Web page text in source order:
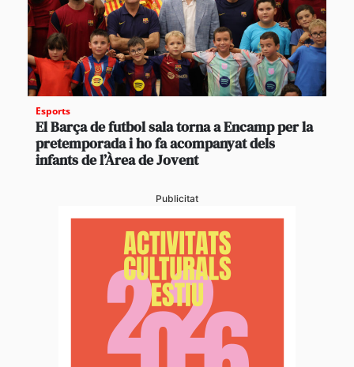
Esports
El Barça de futbol sala torna a Encamp per la
pretemporada i ho fa acompanyat dels
infants de l’Àrea de Jovent
Publicitat